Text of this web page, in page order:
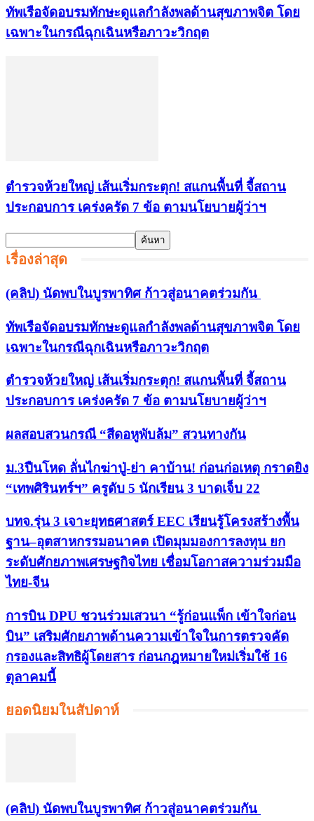
ทัพเรือจัดอบรมทักษะดูแลกำลังพลด้านสุขภาพจิต โดย
เฉพาะในกรณีฉุกเฉินหรือภาวะวิกฤต
ตำรวจห้วยใหญ่ เส้นเริ่มกระตุก! สแกนพื้นที่ จี้สถาน
ประกอบการ เคร่งครัด 7 ข้อ ตามนโยบายผู้ว่าฯ
เรื่องล่าสุด
(คลิป) นัดพบในบูรพาทิศ ก้าวสู่อนาคตร่วมกัน
ทัพเรือจัดอบรมทักษะดูแลกำลังพลด้านสุขภาพจิต โดย
เฉพาะในกรณีฉุกเฉินหรือภาวะวิกฤต
ตำรวจห้วยใหญ่ เส้นเริ่มกระตุก! สแกนพื้นที่ จี้สถาน
ประกอบการ เคร่งครัด 7 ข้อ ตามนโยบายผู้ว่าฯ
ผลสอบสวนกรณี “สีดอหูพับล้ม” สวนทางกัน
ม.3ปืนโหด ลั่นไกฆ่าปู่-ย่า คาบ้าน! ก่อนก่อเหตุ กราดยิง
“เทพศิรินทร์ฯ” ครูดับ 5 นักเรียน 3 บาดเจ็บ 22
บทจ.รุ่น 3 เจาะยุทธศาสตร์ EEC เรียนรู้โครงสร้างพื้น
ฐาน–อุตสาหกรรมอนาคต เปิดมุมมองการลงทุน ยก
ระดับศักยภาพเศรษฐกิจไทย เชื่อมโอกาสความร่วมมือ
ไทย-จีน
การบิน DPU ชวนร่วมเสวนา “รู้ก่อนแพ็ก เข้าใจก่อน
บิน” เสริมศักยภาพด้านความเข้าใจในการตรวจคัด
กรองและสิทธิผู้โดยสาร ก่อนกฎหมายใหม่เริ่มใช้ 16
ตุลาคมนี้
ยอดนิยมในสัปดาห์
(คลิป) นัดพบในบูรพาทิศ ก้าวสู่อนาคตร่วมกัน